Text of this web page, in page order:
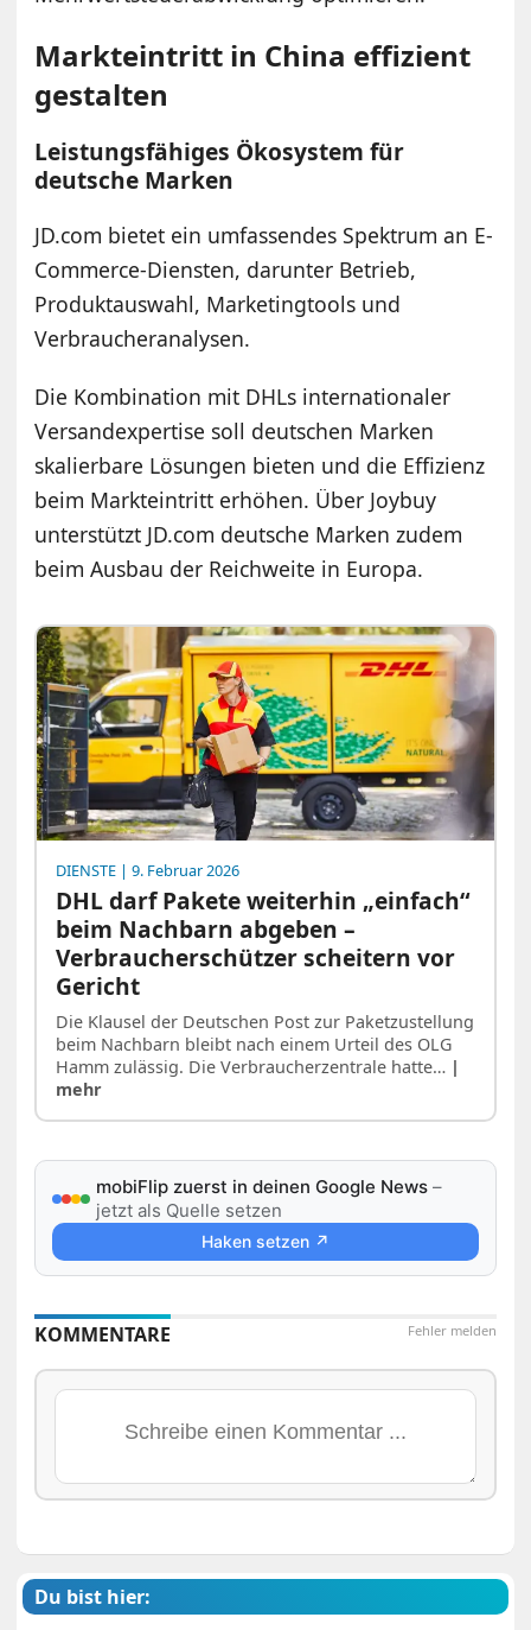
Markteintritt in China effizient
gestalten
Leistungsfähiges Ökosystem für
deutsche Marken
JD.com bietet ein umfassendes Spektrum an E-
Commerce-Diensten, darunter Betrieb,
Produktauswahl, Marketingtools und
Verbraucheranalysen.
Die Kombination mit DHLs internationaler
Versandexpertise soll deutschen Marken
skalierbare Lösungen bieten und die Effizienz
beim Markteintritt erhöhen. Über Joybuy
unterstützt JD.com deutsche Marken zudem
beim Ausbau der Reichweite in Europa.
DIENSTE | 9. Februar 2026
DHL darf Pakete weiterhin „einfach“
beim Nachbarn abgeben –
Verbraucherschützer scheitern vor
Gericht
Die Klausel der Deutschen Post zur Paketzustellung
beim Nachbarn bleibt nach einem Urteil des OLG
Hamm zulässig. Die Verbraucherzentrale hatte… |
mehr
mobiFlip zuerst in deinen Google News –
jetzt als Quelle setzen
Haken setzen ↗
Fehler melden
KOMMENTARE
Du bist hier: